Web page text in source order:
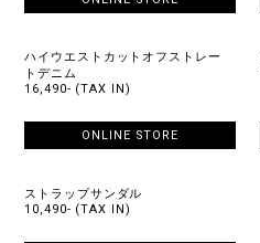
ハイウエストカットオフストレー
トデニム
16,490- (TAX IN)
ONLINE STORE
ストラップサンダル
10,490- (TAX IN)